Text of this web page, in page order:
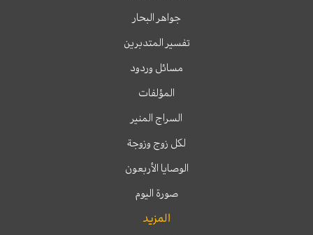
جواهر البحار
تفسير المتدبرين
مسائل وردود
المؤلفات
السراج المنير
لكل زوج وزوجة
الوصايا الأربعون
صورة اليوم
المزيد